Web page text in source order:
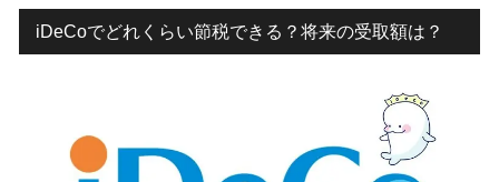
iDeCoでどれくらい節税できる？将来の受取額は？